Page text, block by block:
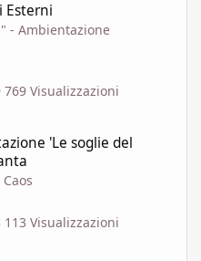
Esterni
- Ambientazione
769 Visualizzazioni
'Le soglie del
113 Visualizzazioni